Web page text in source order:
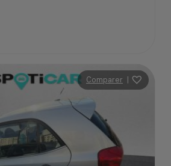
Comparer |